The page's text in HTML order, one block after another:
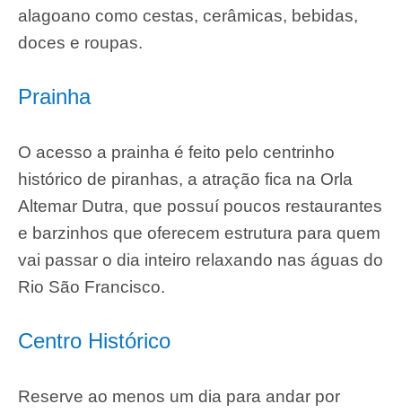
alagoano como cestas, cerâmicas, bebidas,
doces e roupas.
Prainha
O acesso a prainha é feito pelo centrinho
histórico de piranhas, a atração fica na Orla
Altemar Dutra, que possuí poucos restaurantes
e barzinhos que oferecem estrutura para quem
vai passar o dia inteiro relaxando nas águas do
Rio São Francisco.
Centro Histórico
Reserve ao menos um dia para andar por